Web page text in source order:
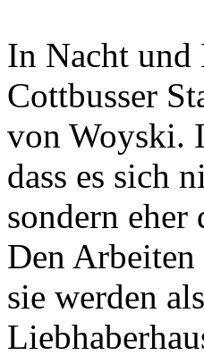
In Nacht und
Cottbusser
von Woyski.
dass es sich
sondern
Den
sie werden